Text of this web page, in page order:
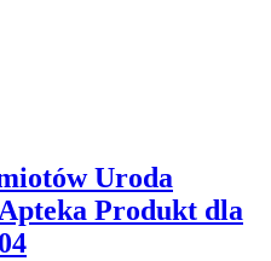
Uroda
Produkt dla